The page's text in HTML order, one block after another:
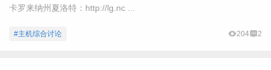
卡罗来纳州夏洛特：http://lg.nc ...
#主机综合讨论 204 2